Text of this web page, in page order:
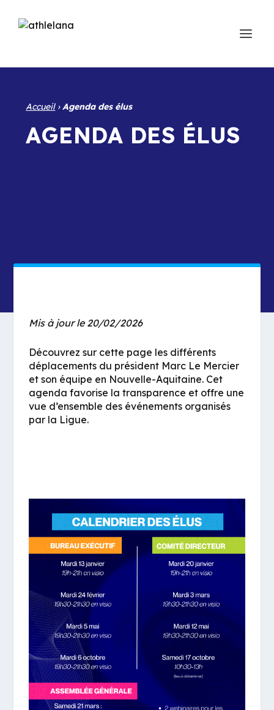
Accueil›Agenda des élus
AGENDA DES ÉLUS
Mis à jour le 20/02/2026
Découvrez sur cette page les différents
déplacements du président Marc Le Mercier
et son équipe en Nouvelle-Aquitaine. Cet
agenda favorise la transparence et offre une
vue d’ensemble des événements organisés
par la Ligue.